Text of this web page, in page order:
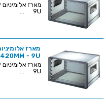
9U ...
420MM - 9U
9U ...